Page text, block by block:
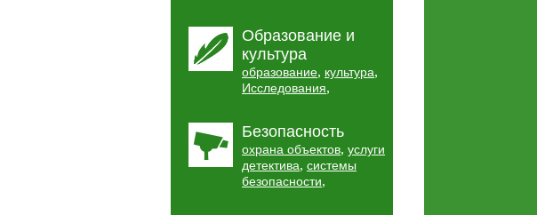
Образование и
культура
образование, культура,
Исследования,
Безопасность
охрана объектов, услуги
детектива, системы
безопасности,